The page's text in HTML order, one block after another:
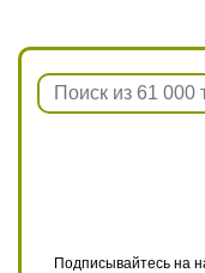
Подписывайтесь на